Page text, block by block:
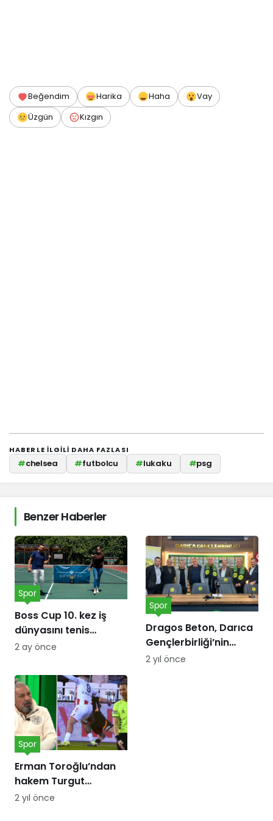
Beğendim Harika Haha
Vay
Üzgün
Kızgın
HABERLE ILGILI DAHA FAZLASI
#chelsea #futbolcu #lukaku #psg
Benzer Haberler
Boss Cup 10. kez iş
dünyasını tenis
kortunda
Spor
2 ay önce
Dragos Beton, Darıca
Gençlerbirliği’nin
forma göğüs
Spor
2 yıl önce
Erman Toroğlu’ndan
hakem Turgut
Doman’a ‘Barış Alper
Spor
2 yıl önce